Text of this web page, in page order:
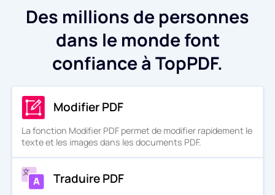
Des millions de personnes
dans le monde font
confiance à TopPDF.
Modifier PDF
La fonction Modifier PDF permet de modifier rapidement le
texte et les images dans les documents PDF.
Traduire PDF